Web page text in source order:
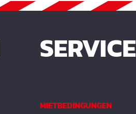
SERVICE
MIETBEDINGUNGEN